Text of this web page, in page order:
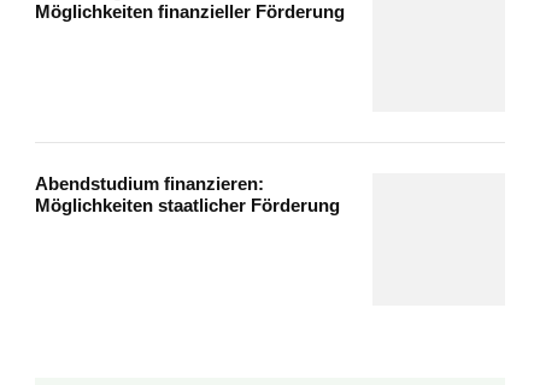
Möglichkeiten finanzieller Förderung
Abendstudium finanzieren:
Möglichkeiten staatlicher Förderung